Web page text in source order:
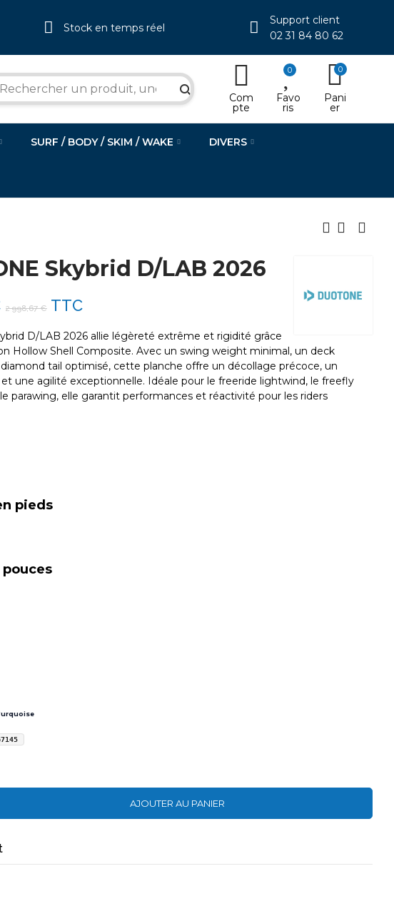
Stock en temps réel
Support client
02 31 84 80 62
search Com
pte
0
Favo
ris
0
Pani
er
SURF / BODY / SKIM / WAKE DIVERS
Skybrid D/LAB 2026
2 998,67 € TTC
D/LAB 2026 allie légèreté extrême et rigidité grâce
Hollow Shell Composite. Avec un swing weight minimal, un deck
tail optimisé, cette planche offre un décollage précoce, un
une agilité exceptionnelle. Idéale pour le freeride lightwind, le freefly
parawing, elle garantit performances et réactivité pour les riders
pieds
AJOUTER AU PANIER